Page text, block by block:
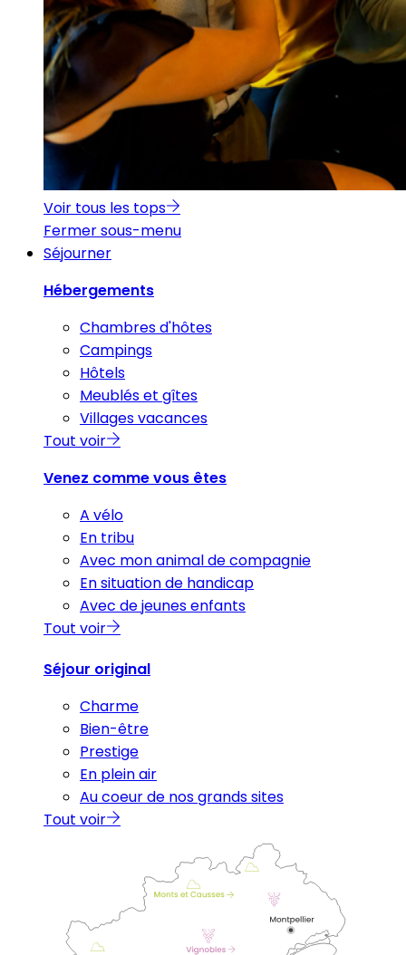
Voir tous les tops
Fermer sous-menu
Séjourner
Hébergements
Chambres d'hôtes
Campings
Hôtels
Meublés et gîtes
Villages vacances
Tout voir
Venez comme vous êtes
A vélo
En tribu
Avec mon animal de compagnie
En situation de handicap
Avec de jeunes enfants
Tout voir
Séjour original
Charme
Bien-être
Prestige
En plein air
Au coeur de nos grands sites
Tout voir